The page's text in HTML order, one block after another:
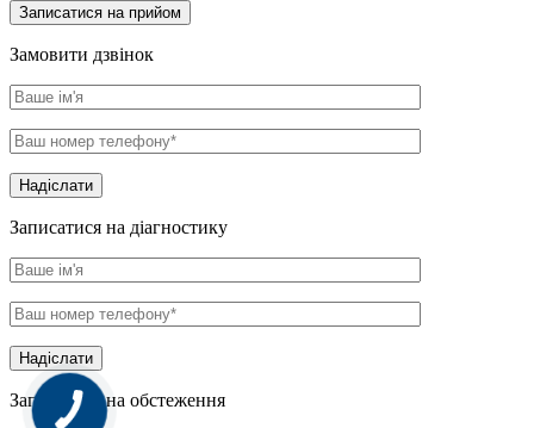
Записатися на прийом
Замовити дзвінок
Надіслати
Записатися на діагностику
Надіслати
Записатися на обстеження